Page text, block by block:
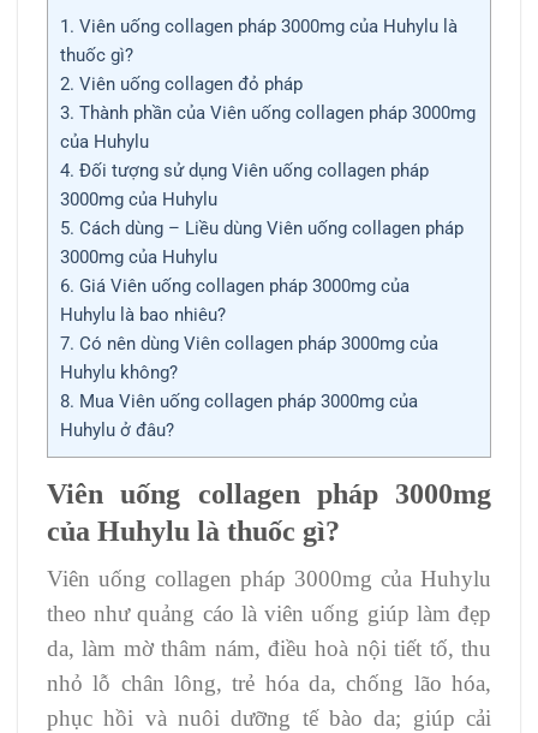
1. Viên uống collagen pháp 3000mg của Huhylu là
thuốc gì?
2. Viên uống collagen đỏ pháp
3. Thành phần của Viên uống collagen pháp 3000mg
của Huhylu
4. Đối tượng sử dụng Viên uống collagen pháp
3000mg của Huhylu
5. Cách dùng – Liều dùng Viên uống collagen pháp
3000mg của Huhylu
6. Giá Viên uống collagen pháp 3000mg của
Huhylu là bao nhiêu?
7. Có nên dùng Viên collagen pháp 3000mg của
Huhylu không?
8. Mua Viên uống collagen pháp 3000mg của
Huhylu ở đâu?
Viên uống collagen pháp 3000mg
của Huhylu là thuốc gì?
Viên uống collagen pháp 3000mg của Huhylu
theo như quảng cáo là viên uống giúp làm đẹp
da, làm mờ thâm nám, điều hoà nội tiết tố, thu
nhỏ lỗ chân lông, trẻ hóa da, chống lão hóa,
phục hồi và nuôi dưỡng tế bào da; giúp cải